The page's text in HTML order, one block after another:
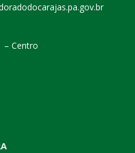
– Centro